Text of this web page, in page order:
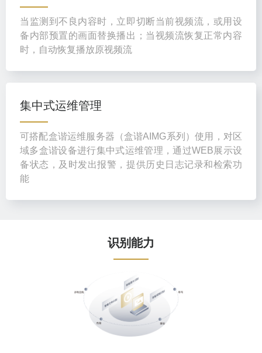
当监测到不良内容时，立即切断当前视频流，或用设
备内部预置的画面替换播出；当视频流恢复正常内容
时，自动恢复播放原视频流
集中式运维管理
可搭配盒谐运维服务器（盒谐AIMG系列）使用，对区
域多盒谐设备进行集中式运维管理，通过WEB展示设
备状态，及时发出报警，提供历史日志记录和检索功
能
识别能力